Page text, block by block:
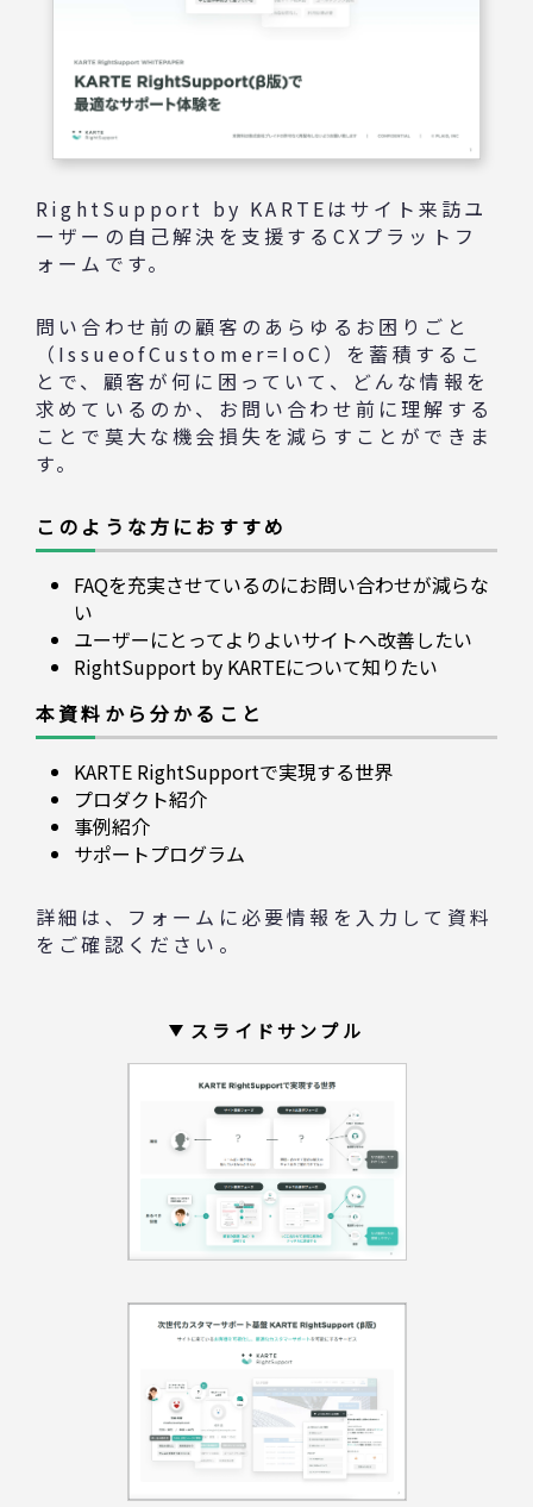
RightSupport by KARTEはサイト来訪ユ
ーザーの自己解決を支援するCXプラットフ
ォームです。
問い合わせ前の顧客のあらゆるお困りごと
（IssueofCustomer=IoC）を蓄積するこ
とで、顧客が何に困っていて、どんな情報を
求めているのか、お問い合わせ前に理解する
ことで莫大な機会損失を減らすことができま
す。
このような方におすすめ
FAQを充実させているのにお問い合わせが減らな
い
ユーザーにとってよりよいサイトへ改善したい
RightSupport by KARTEについて知りたい
本資料から分かること
KARTE RightSupportで実現する世界
プロダクト紹介
事例紹介
サポートプログラム
詳細は、フォームに必要情報を入力して資料
をご確認ください。
スライドサンプル